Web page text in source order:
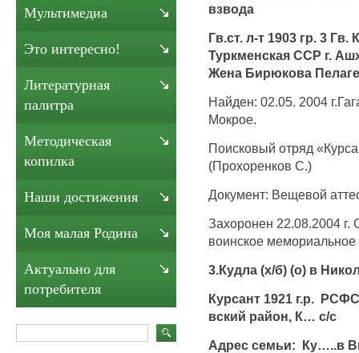
взвода
Гв.ст. л-т 1903 гр. 3 Гв.
Туркменская ССР г.
Жена Бирюкова
Найден: 02.05. 2004
Мокрое.
Поисковый отряд
(Прохоренков С.)
Документ: Вещевой
Захоронен 22.08.2004 г.
воинское мемориальное
3.Кудла (х/б) (о) в
Курсант 1921 г.р.
вский район, К… с/с
Адрес семьи: Ку…..в
Мультимедиа
Это интересно!
Литературная
палитра
Методическая
копилка
Наши достижения
Моя малая Родина
Актуально для
потребителя